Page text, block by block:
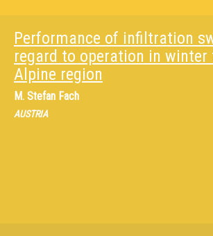
Performance of infiltration
regard to operation in winter
Alpine region
M. Stefan Fach
AUSTRIA